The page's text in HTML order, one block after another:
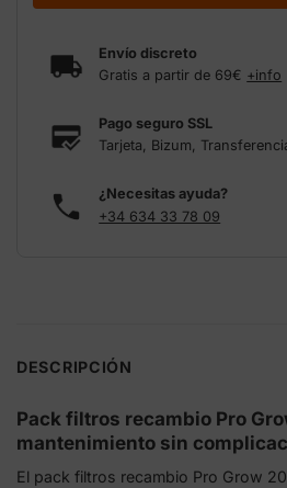
Envío discreto
Gratis a partir de 69€ +info
Pago seguro SSL
Tarjeta, Bizum,
¿Necesitas ayuda?
+34 634 33 78 09
DESCRIPCIÓN
Pack filtros recambio Pro
mantenimiento sin
El pack filtros recambio Pro Grow